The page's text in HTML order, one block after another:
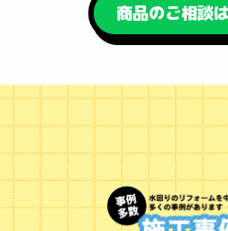
商品のご相談